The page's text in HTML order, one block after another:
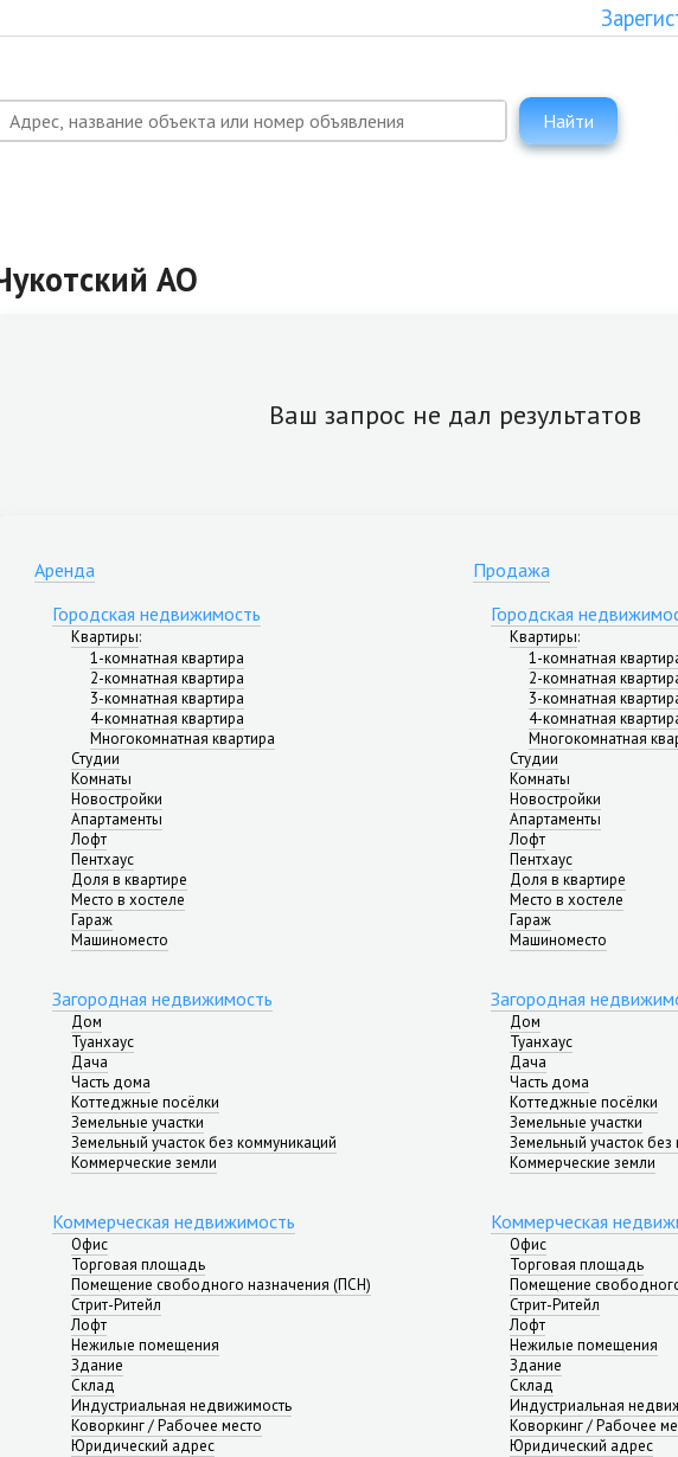
Найти
АО
Ваш запрос не дал результатов
Аренда
Городская недвижимость
Квартиры:
1-комнатная квартира
2-комнатная квартира
3-комнатная квартира
4-комнатная квартира
Многокомнатная квартира
Студии
Комнаты
Новостройки
Апартаменты
Лофт
Пентхаус
Доля в квартире
Место в хостеле
Гараж
Машиноместо
Загородная недвижимость
Дом
Туанхаус
Дача
Часть дома
Коттеджные посёлки
Земельные участки
Земельный участок без коммуникаций
Коммерческие земли
Коммерческая недвижимость
Офис
Торговая площадь
Помещение свободного назначения (ПСН)
Стрит-Ритейл
Лофт
Нежилые помещения
Здание
Склад
Индустриальная недвижимость
Коворкинг / Рабочее место
Юридический адрес
Продажа
Городская
Квартиры:
1-комнатная
2-комнатная
3-комнатная
4-комнатная
Многокомнатная
Студии
Комнаты
Новостройки
Апартаменты
Лофт
Пентхаус
Доля в квартире
Место в хостеле
Гараж
Машиноместо
Загородная
Дом
Туанхаус
Дача
Часть дома
Коттеджные посёлки
Земельные участки
Земельный участок без
Коммерческие земли
Коммерческая
Офис
Торговая площадь
Помещение
Стрит-Ритейл
Лофт
Нежилые помещения
Здание
Склад
Индустриальная
Коворкинг / Рабочее
Юридический адрес